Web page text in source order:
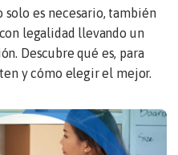
520 0479
es necesario, también
legalidad llevando un
Descubre qué es, para
y cómo elegir el mejor.